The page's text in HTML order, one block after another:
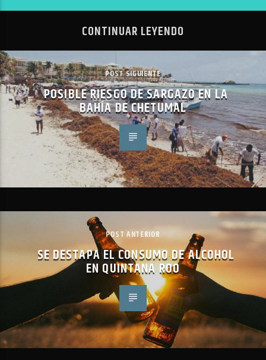
CONTINUAR LEYENDO
POST SIGUIENTE
POSIBLE RIESGO DE SARGAZO EN LA
BAHÍA DE CHETUMAL
POST ANTERIOR
SE DESTAPA EL CONSUMO DE ALCOHOL
EN QUINTANA ROO